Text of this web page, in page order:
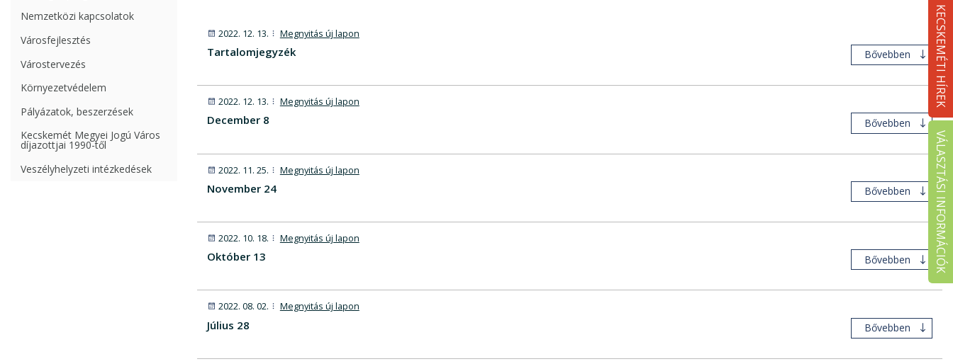
KECSKEMÉTI HÍREK
VÁLASZTÁSI INFORMÁCIÓK
Nemzetközi kapcsolatok
Városfejlesztés
Várostervezés
Környezetvédelem
Pályázatok, beszerzések
Kecskemét Megyei Jogú Város
díjazottjai 1990-től
Veszélyhelyzeti intézkedések
2022. 12. 13. Megnyitás új lapon
Tartalomjegyzék Bővebben
2022. 12. 13. Megnyitás új lapon
December 8 Bővebben
2022. 11. 25. Megnyitás új lapon
November 24 Bővebben
2022. 10. 18. Megnyitás új lapon
Október 13 Bővebben
2022. 08. 02. Megnyitás új lapon
Július 28 Bővebben